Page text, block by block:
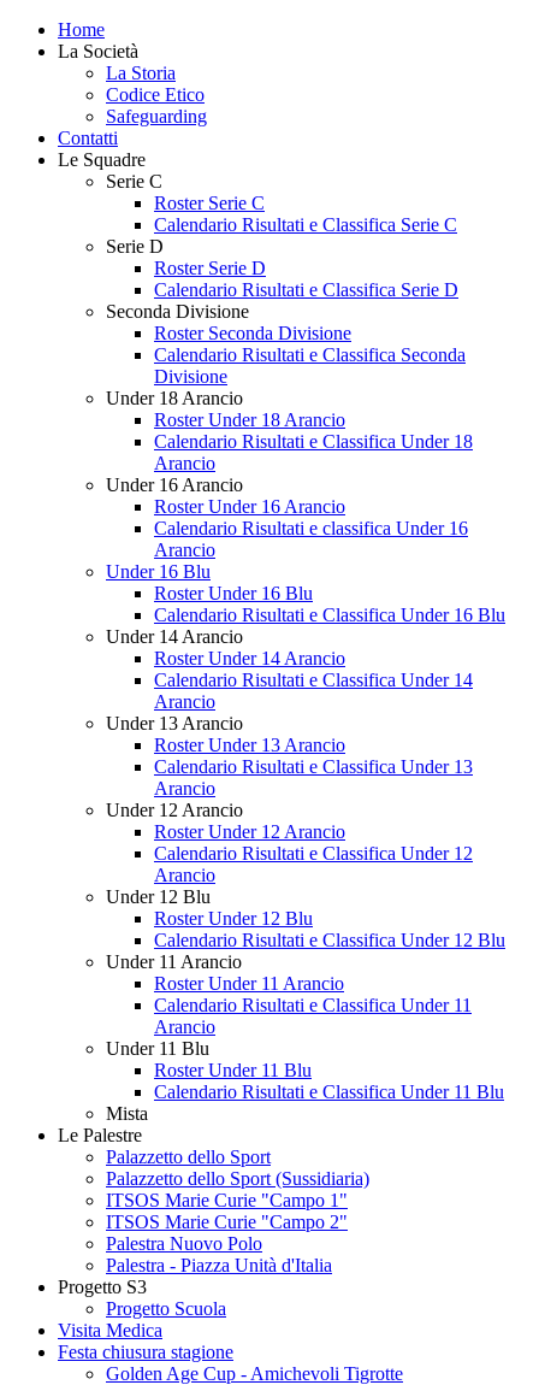
Home
La Società
La Storia
Codice Etico
Safeguarding
Contatti
Le Squadre
Serie C
Roster Serie C
Calendario Risultati e Classifica Serie C
Serie D
Roster Serie D
Calendario Risultati e Classifica Serie D
Seconda Divisione
Roster Seconda Divisione
Calendario Risultati e Classifica Seconda
Divisione
Under 18 Arancio
Roster Under 18 Arancio
Calendario Risultati e Classifica Under 18
Arancio
Under 16 Arancio
Roster Under 16 Arancio
Calendario Risultati e classifica Under 16
Arancio
Under 16 Blu
Roster Under 16 Blu
Calendario Risultati e Classifica Under 16 Blu
Under 14 Arancio
Roster Under 14 Arancio
Calendario Risultati e Classifica Under 14
Arancio
Under 13 Arancio
Roster Under 13 Arancio
Calendario Risultati e Classifica Under 13
Arancio
Under 12 Arancio
Roster Under 12 Arancio
Calendario Risultati e Classifica Under 12
Arancio
Under 12 Blu
Roster Under 12 Blu
Calendario Risultati e Classifica Under 12 Blu
Under 11 Arancio
Roster Under 11 Arancio
Calendario Risultati e Classifica Under 11
Arancio
Under 11 Blu
Roster Under 11 Blu
Calendario Risultati e Classifica Under 11 Blu
Mista
Le Palestre
Palazzetto dello Sport
Palazzetto dello Sport (Sussidiaria)
ITSOS Marie Curie "Campo 1"
ITSOS Marie Curie "Campo 2"
Palestra Nuovo Polo
Palestra - Piazza Unità d'Italia
Progetto S3
Progetto Scuola
Visita Medica
Festa chiusura stagione
Golden Age Cup - Amichevoli Tigrotte